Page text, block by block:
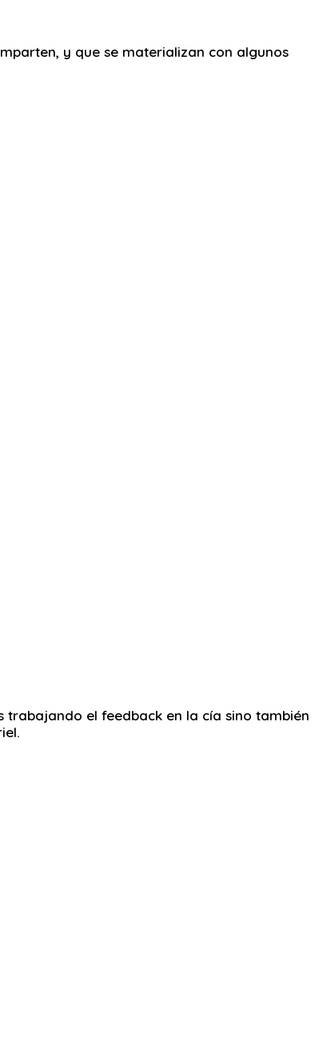
y que se materializan con algunos
el feedback en la cía sino también